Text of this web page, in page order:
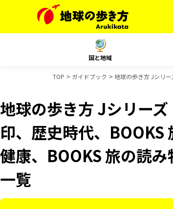
国と地域
TOP ガイドブック 地球の歩き方 Jシリ
地球の歩き方 Jシリー
印、歴史時代、BOOKS
健康、BOOKS 旅の読
一覧